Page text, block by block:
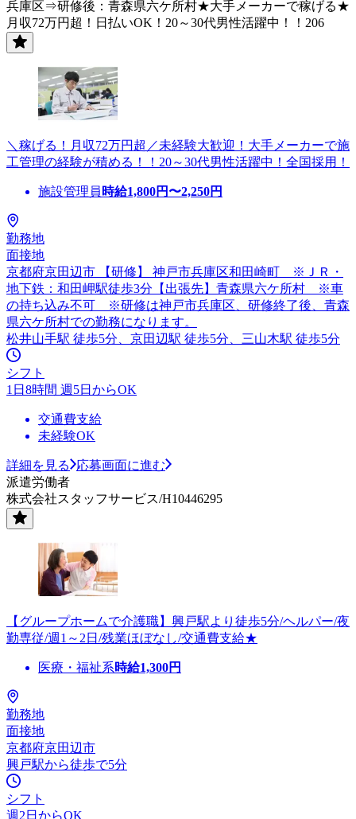
兵庫区⇒研修後：青森県六ケ所村★大手メーカーで稼げる★
月収72万円超！日払いOK！20～30代男性活躍中！！206
＼稼げる！月収72万円超／未経験大歓迎！大手メーカーで施
工管理の経験が積める！！20～30代男性活躍中！全国採用！
施設管理員 時給1,800円〜2,250円
勤務地
面接地
京都府京田辺市 【研修】 神戸市兵庫区和田崎町 ※ＪＲ・
地下鉄：和田岬駅徒歩3分【出張先】青森県六ケ所村 ※車
の持ち込み不可 ※研修は神戸市兵庫区、研修終了後、青森
県六ケ所村での勤務になります。
松井山手駅 徒歩5分、京田辺駅 徒歩5分、三山木駅 徒歩5分
シフト
1日8時間 週5日からOK
交通費支給
未経験OK
詳細を見る
応募画面に進む
派遣労働者
株式会社スタッフサービス/H10446295
【グループホームで介護職】興戸駅より徒歩5分/ヘルパー/夜
勤専従/週1～2日/残業ほぼなし/交通費支給★
医療・福祉系時給1,300円
勤務地
面接地
京都府京田辺市
興戸駅から徒歩で5分
シフト
週2日からOK